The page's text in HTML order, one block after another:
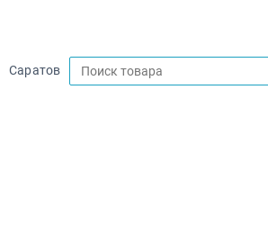
Саратов